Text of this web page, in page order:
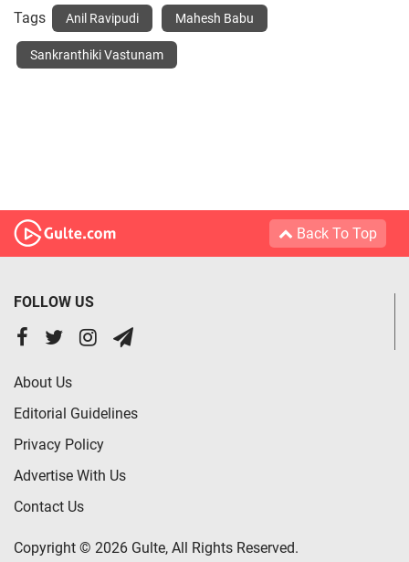
Tags Anil Ravipudi Mahesh Babu
Sankranthiki Vastunam
Back To Top
FOLLOW US
About Us
Editorial Guidelines
Privacy Policy
Advertise With Us
Contact Us
Copyright © 2026 Gulte, All Rights Reserved.